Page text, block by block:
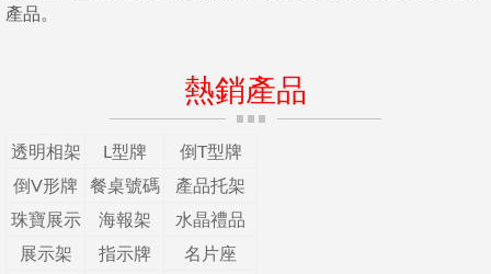
產品。
熱銷產品
透明相架 L型牌
倒T型牌
倒V形牌
餐桌號碼
產品托架
珠寶展示
海報架
水晶禮品
展示架
指示牌
名片座